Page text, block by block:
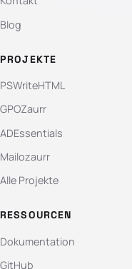
Blog
PROJEKTE
PSWriteHTML
GPOZaurr
ADEssentials
Mailozaurr
Alle Projekte
RESSOURCEN
Dokumentation
GitHub